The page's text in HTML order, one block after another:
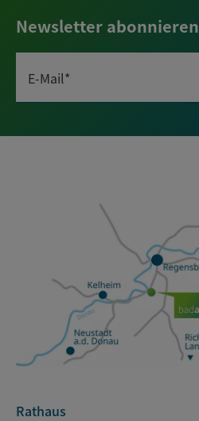
Newsletter abonnieren
E-Mail*
Rathaus